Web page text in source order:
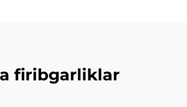
firibgarliklar